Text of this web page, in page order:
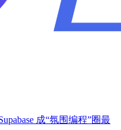
成“氛围编程”圈最